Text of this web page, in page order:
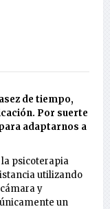
de tiempo,
Por suerte
adaptarnos a
psicoterapia
utilizando
y
un